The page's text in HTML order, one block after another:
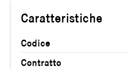
Caratteristiche
Codice
Contratto
Nuova costruzione